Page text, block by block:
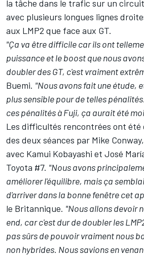
la tâche dans le trafic sur un
avec plusieurs longues lignes
aux LMP2 que face aux GT.
"Ça va être difficile car ils ont
puissance et le boost que nous
doubler des GT, c'est vraiment
Buemi. "Nous avons fait une étude,
plus sensible pour de telles
ces pénalités à Fuji, ça aurait été
Les difficultés rencontrées ont été
des deux séances par Mike Conway
avec Kamui Kobayashi et José
Toyota #7. "Nous avons
améliorer l'équilibre, mais ça
d'arriver dans la bonne fenêtre cet
le Britannique. "Nous allons devoir
end, car c'est dur de doubler les
pas sûrs de pouvoir vraiment nous
non hybrides. Nous savions en